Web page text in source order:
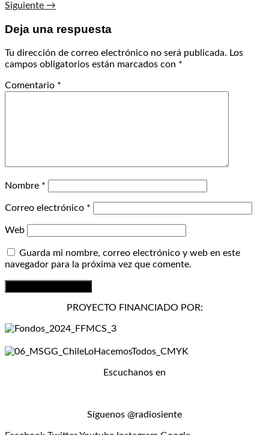
Siguiente →
Deja una respuesta
Tu dirección de correo electrónico no será publicada. Los
campos obligatorios están marcados con *
Comentario *
Nombre *
Correo electrónico *
Web
Guarda mi nombre, correo electrónico y web en este
navegador para la próxima vez que comente.
PROYECTO FINANCIADO POR:
Escuchanos en
Síguenos @radiosiente